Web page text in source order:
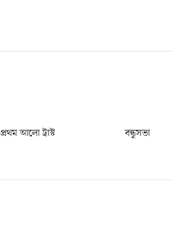
প্রথম আলো ট্রাস্ট বন্ধুসভা